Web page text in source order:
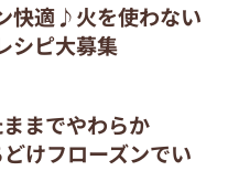
快適♪火を使わない
シピ大募集
までやわらか
けフローズンでい